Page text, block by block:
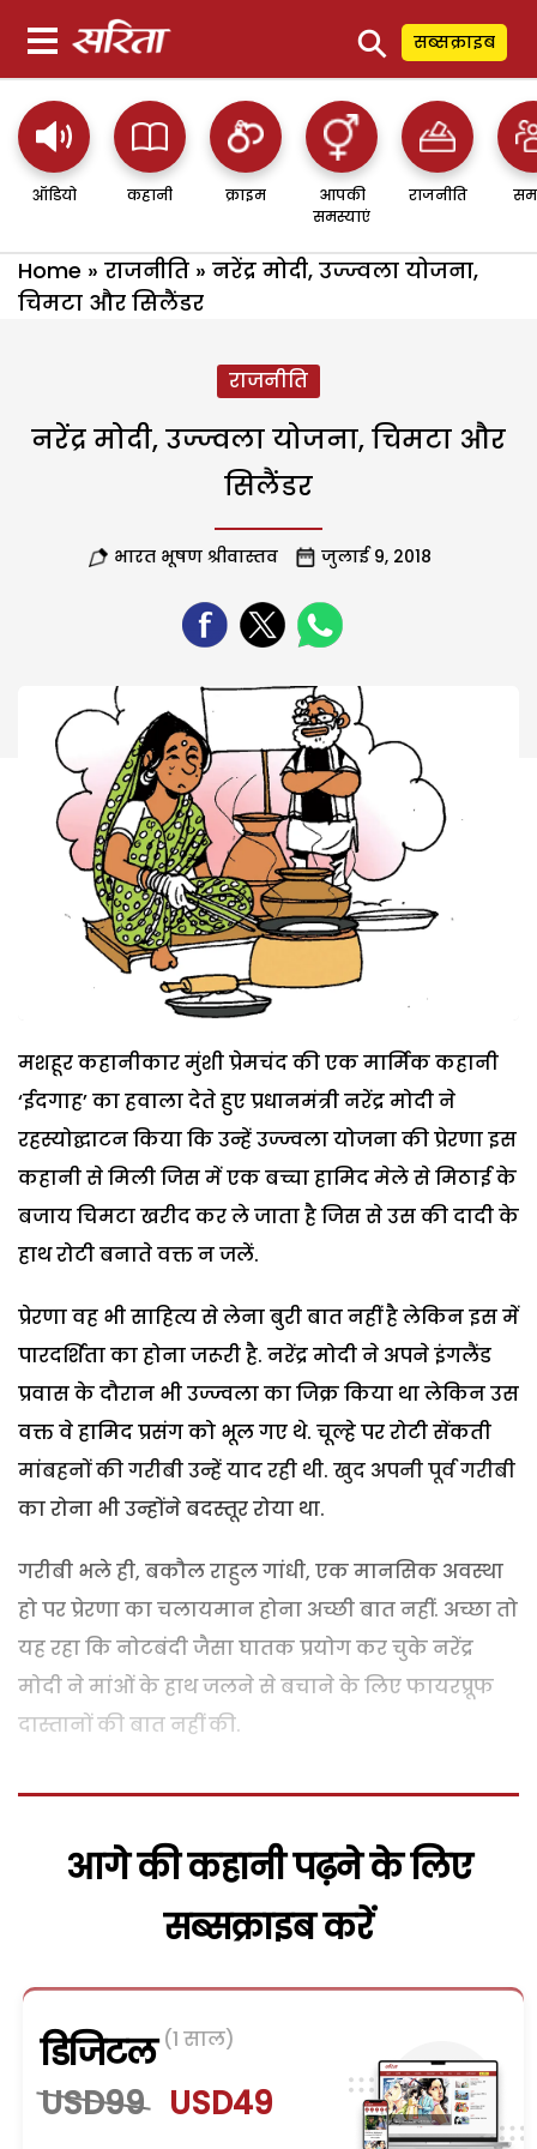
⚲ सब्सक्राइब
ऑडियो कहानी क्राइम
आपकी
समस्याएं
राजनीति
Home » राजनीति » नरेंद्र मोदी, उज्ज्वला योजना,
चिमटा और सिलैंडर
राजनीति
नरेंद्र मोदी, उज्ज्वला योजना, चिमटा और
सिलैंडर
भारत भूषण श्रीवास्तव जुलाई 9, 2018
मशहूर कहानीकार मुंशी प्रेमचंद की एक मार्मिक कहानी
‘ईदगाह’ का हवाला देते हुए प्रधानमंत्री नरेंद्र मोदी ने
रहस्योद्घाटन किया कि उन्हें उज्ज्वला योजना की प्रेरणा इस
कहानी से मिली जिस में एक बच्चा हामिद मेले से मिठाई के
बजाय चिमटा खरीद कर ले जाता है जिस से उस की दादी के
हाथ रोटी बनाते वक्त न जलें.
प्रेरणा वह भी साहित्य से लेना बुरी बात नहीं है लेकिन इस में
पारदर्शिता का होना जरूरी है. नरेंद्र मोदी ने अपने इंगलैंड
प्रवास के दौरान भी उज्ज्वला का जिक्र किया था लेकिन उस
वक्त वे हामिद प्रसंग को भूल गए थे. चूल्हे पर रोटी सेंकती
मांबहनों की गरीबी उन्हें याद रही थी. खुद अपनी पूर्व गरीबी
का रोना भी उन्होंने बदस्तूर रोया था.
गरीबी भले ही, बकौल राहुल गांधी, एक मानसिक अवस्था
हो पर प्रेरणा का चलायमान होना अच्छी बात नहीं. अच्छा तो
यह रहा कि नोटबंदी जैसा घातक प्रयोग कर चुके नरेंद्र
मोदी ने मांओं के हाथ जलने से बचाने के लिए फायरप्रूफ
दास्तानों की बात नहीं की.
आगे की कहानी पढ़ने के लिए
सब्सक्राइब करें
डिजिटल (1 साल)
USD99 USD49